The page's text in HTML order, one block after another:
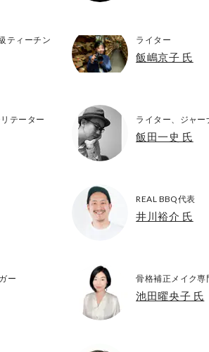
ティーチン
ライター
飯嶋京子 氏
テーター ライター、ジャー
飯田一史 氏
REAL BBQ代表
井川裕介 氏
ー 骨格補正メイク専
池田曜央子 氏